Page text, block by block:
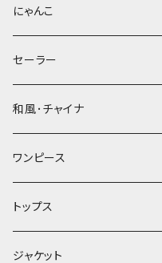
にゃんこ
セーラー
和風･チャイナ
ワンピース
トップス
ジャケット